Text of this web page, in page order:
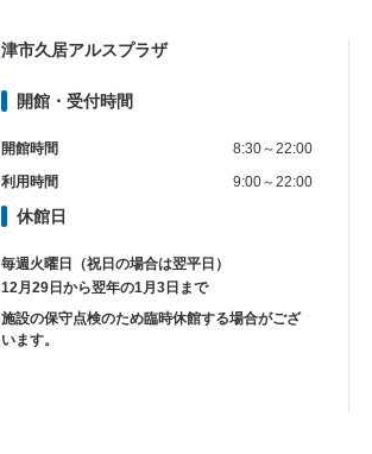
津市久居アルスプラザ
開館・受付時間
開館時間
8:30～22:00
利用時間
9:00～22:00
休館日
毎週火曜日（祝日の場合は翌平日）
12月29日から翌年の1月3日まで
施設の保守点検のため臨時休館する場合がござ
います。